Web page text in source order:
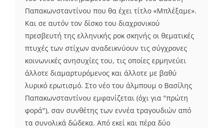
Παπακωνσταντίνου που θα έχει τίτλο «Μπλέξαμε».
Και σε αυτόν τον δίσκο του διαχρονικού
πρεσβευτή της ελληνικής ροκ σκηνής οι θεματικές
πτυχές των στίχων αναδεικνύουν τις σύγχρονες
κοινωνικές ανησυχίες του, τις οποίες ερμηνεύει
άλλοτε διαμαρτυρόμενος και άλλοτε με βαθύ
λυρικό ερωτισμό. Στο νέο του άλμπουμ ο Βασίλης
Παπακωνσταντίνου εμφανίζεται (όχι για "πρώτη
φορά"), σαν συνθέτης των εννέα τραγουδιών από
τα συνολικά δώδεκα. Από εκεί και πέρα δύο